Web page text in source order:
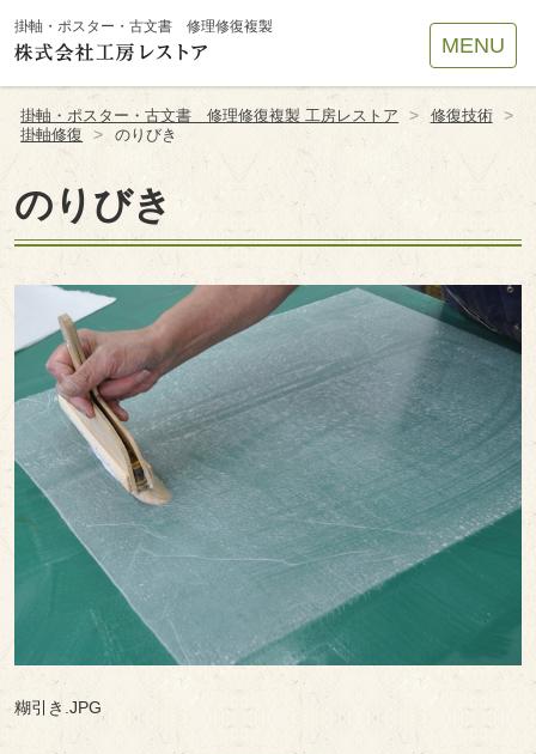
掛軸・ポスター・古文書 修理修復複製
MENU
掛軸・ポスター・古文書 修理修復複製 工房レストア > 修復技術 >
掛軸修復 > のりびき
のりびき
糊引き.JPG
Site
Footer